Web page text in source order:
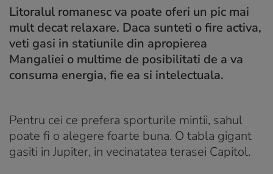
Litoralul romanesc va poate oferi un pic mai
mult decat relaxare. Daca sunteti o fire activa,
veti gasi in statiunile din apropierea
Mangaliei o multime de posibilitati de a va
consuma energia, fie ea si intelectuala.
Pentru cei ce prefera sporturile mintii, sahul
poate fi o alegere foarte buna. O tabla gigant
gasiti in Jupiter, in vecinatatea terasei Capitol.